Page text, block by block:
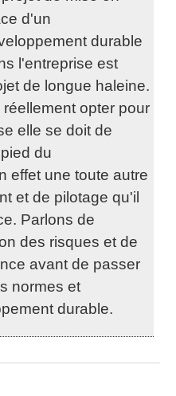
d'un
durable
l'entreprise est
de longue haleine.
opter pour
elle se doit de
du
effet une toute autre
et de pilotage qu'il
Parlons de
des risques et de
avant de passer
normes et
durable.